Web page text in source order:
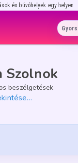
és búvóhelyek egy helyen.
Szolnok
beszélgetések